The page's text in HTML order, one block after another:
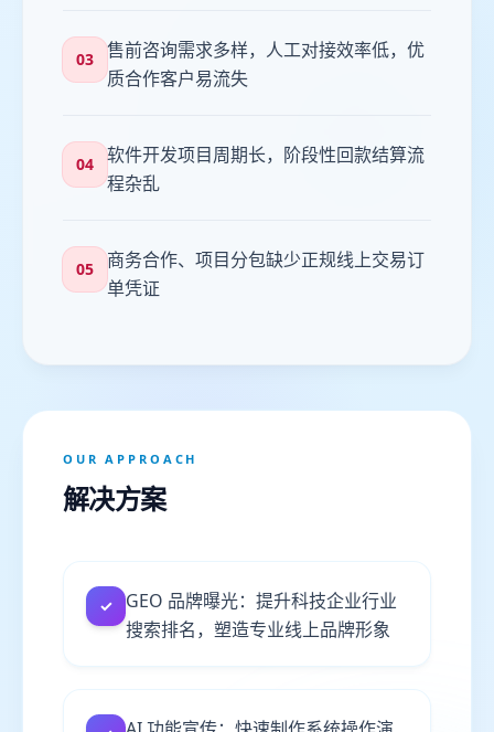
03
售前咨询需求多样，人工对接效率低，优
质合作客户易流失
04
软件开发项目周期长，阶段性回款结算流
程杂乱
05
商务合作、项目分包缺少正规线上交易订
单凭证
OUR APPROACH
解决方案
✓
GEO 品牌曝光：提升科技企业行业
搜索排名，塑造专业线上品牌形象